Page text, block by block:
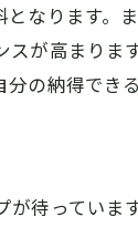
取サービスを
サイクルショ
取アプリの選
コミを活用し
なります
が高まり
の納得でき
待ってい